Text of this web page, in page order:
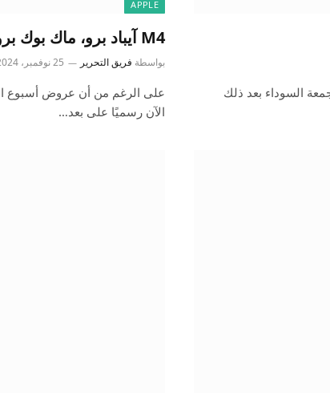
بسرعة من عطلة عيد الشكر الكبرى لعام 2024 والجمعة السوداء بعد ذلك
APPLE
M4 آيباد برو، ماك بوك برو، المزيد 9to5Mac
بواسطة فريق التحرير 25 نوفمبر، 2024
على الرغم من أن عروض أسبوع
الآن رسميًا على بعد…